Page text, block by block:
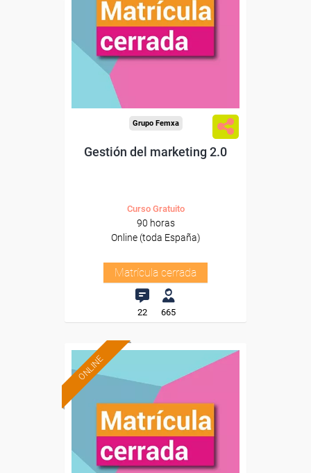
Grupo Femxa
Gestión del marketing 2.0
Curso Gratuito
90 horas
Online (toda España)
Matrícula cerrada
22 665
ONLINE